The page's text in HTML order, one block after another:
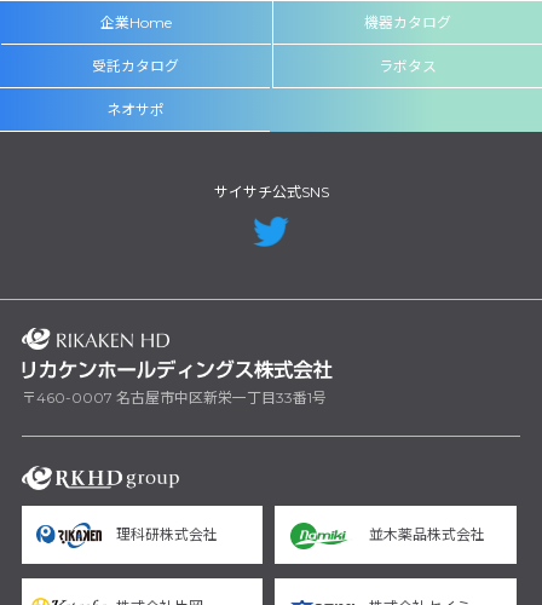
企業Home 機器カタログ
受託カタログ ラボタス
ネオサポ
サイサチ公式SNS
〒460-0007 名古屋市中区新栄一丁目33番1号
理科研株式会社 並木薬品株式会社